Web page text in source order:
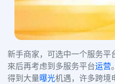
新手商家，可选中一个服务
來后再考虑到多服务平台运营
得到大量曝光机遇，许多跨境